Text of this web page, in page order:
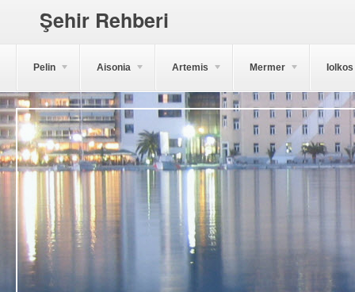
Şehir Rehberi
Pelin Aisonia Artemis Mermer Iolkos